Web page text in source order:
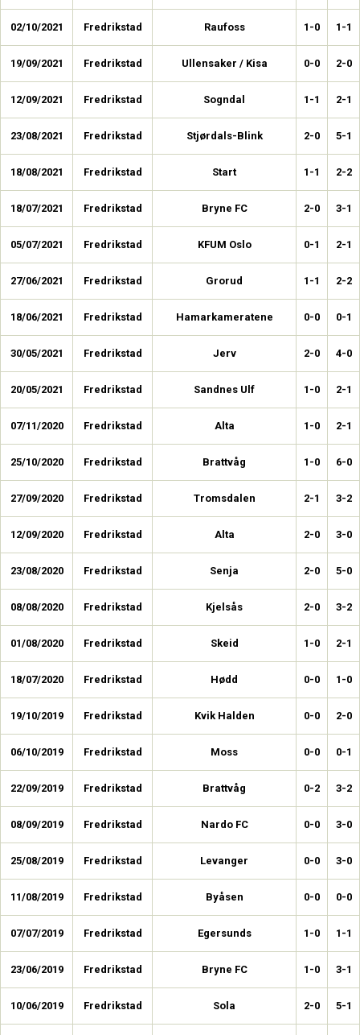
02/10/2021 Fredrikstad Raufoss 1-0 1-1
19/09/2021 Fredrikstad Ullensaker / Kisa 0-0 2-0
12/09/2021 Fredrikstad Sogndal 1-1 2-1
23/08/2021 Fredrikstad Stjørdals-Blink 2-0 5-1
18/08/2021 Fredrikstad Start 1-1 2-2
18/07/2021 Fredrikstad Bryne FC 2-0 3-1
05/07/2021 Fredrikstad KFUM Oslo 0-1 2-1
27/06/2021 Fredrikstad Grorud 1-1 2-2
18/06/2021 Fredrikstad Hamarkameratene 0-0 0-1
30/05/2021 Fredrikstad Jerv 2-0 4-0
20/05/2021 Fredrikstad Sandnes Ulf 1-0 2-1
07/11/2020 Fredrikstad Alta 1-0 2-1
25/10/2020 Fredrikstad Brattvåg 1-0 6-0
27/09/2020 Fredrikstad Tromsdalen 2-1 3-2
12/09/2020 Fredrikstad Alta 2-0 3-0
23/08/2020 Fredrikstad Senja 2-0 5-0
08/08/2020 Fredrikstad Kjelsås 2-0 3-2
01/08/2020 Fredrikstad Skeid 1-0 2-1
18/07/2020 Fredrikstad Hødd 0-0 1-0
19/10/2019 Fredrikstad Kvik Halden 0-0 2-0
06/10/2019 Fredrikstad Moss 0-0 0-1
22/09/2019 Fredrikstad Brattvåg 0-2 3-2
08/09/2019 Fredrikstad Nardo FC 0-0 3-0
25/08/2019 Fredrikstad Levanger 0-0 3-0
11/08/2019 Fredrikstad Byåsen 0-0 0-0
07/07/2019 Fredrikstad Egersunds 1-0 1-1
23/06/2019 Fredrikstad Bryne FC 1-0 3-1
10/06/2019 Fredrikstad Sola 2-0 5-1